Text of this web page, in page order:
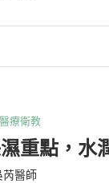
醫療衛教
重點，水
芮醫師